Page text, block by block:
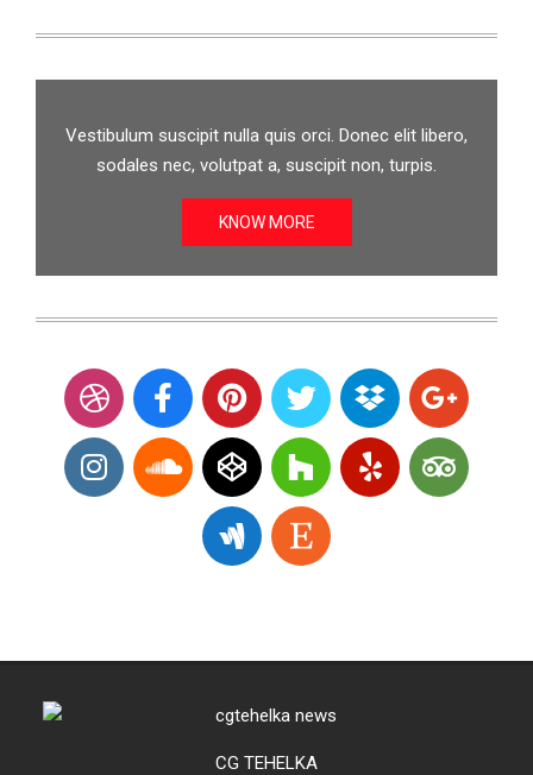
Vestibulum suscipit nulla quis orci. Donec elit libero,
sodales nec, volutpat a, suscipit non, turpis.
KNOW MORE
CG TEHELKA